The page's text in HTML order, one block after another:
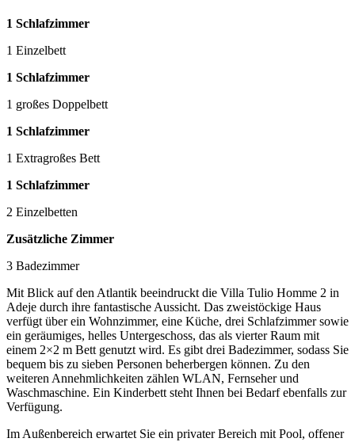
1 Schlafzimmer
1 Einzelbett
1 Schlafzimmer
1 großes Doppelbett
1 Schlafzimmer
1 Extragroßes Bett
1 Schlafzimmer
2 Einzelbetten
Zusätzliche Zimmer
3 Badezimmer
Mit Blick auf den Atlantik beeindruckt die Villa Tulio Homme 2 in
Adeje durch ihre fantastische Aussicht. Das zweistöckige Haus
verfügt über ein Wohnzimmer, eine Küche, drei Schlafzimmer sowie
ein geräumiges, helles Untergeschoss, das als vierter Raum mit
einem 2×2 m Bett genutzt wird. Es gibt drei Badezimmer, sodass Sie
bequem bis zu sieben Personen beherbergen können. Zu den
weiteren Annehmlichkeiten zählen WLAN, Fernseher und
Waschmaschine. Ein Kinderbett steht Ihnen bei Bedarf ebenfalls zur
Verfügung.
Im Außenbereich erwartet Sie ein privater Bereich mit Pool, offener